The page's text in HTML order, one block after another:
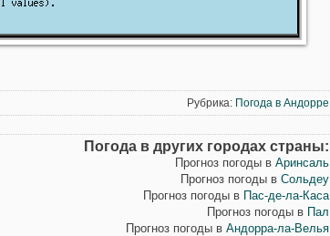
Рубрика: Погода в Андорре
Погода в других городах страны:
Прогноз погоды в Аринсаль
Прогноз погоды в Сольдеу
Прогноз погоды в Пас-де-ла-Каса
Прогноз погоды в Пал
Прогноз погоды в Андорра-ла-Велья